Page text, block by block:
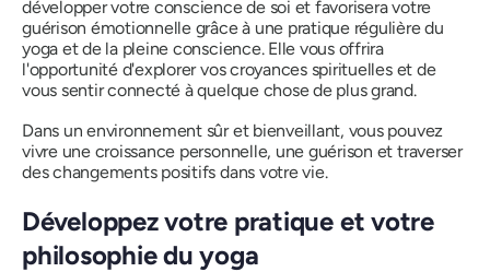
développer votre conscience de soi et favorisera votre
guérison émotionnelle grâce à une pratique régulière du
yoga et de la pleine conscience. Elle vous offrira
l'opportunité d'explorer vos croyances spirituelles et de
vous sentir connecté à quelque chose de plus grand.
Dans un environnement sûr et bienveillant, vous pouvez
vivre une croissance personnelle, une guérison et traverser
des changements positifs dans votre vie.
Développez votre pratique et votre
philosophie du yoga